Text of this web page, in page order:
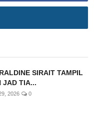
SIRAIT TAMPIL
JAD TIA...
2026 0